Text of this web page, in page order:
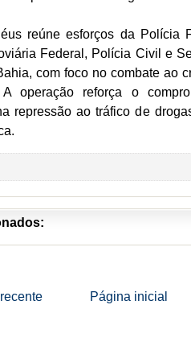
reúne esforços da Polícia
Federal, Polícia Civil e
com foco no combate ao
operação reforça o
repressão ao tráfico de
Página inicial